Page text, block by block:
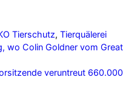
Tierschutz,Tierquälerei
wo Colin Goldner vom
veruntreut